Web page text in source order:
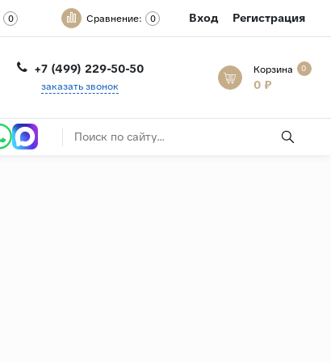
0 Сравнение: 0 Вход Регистрация
+7 (499) 229-50-50
заказать звонок
Корзина 0
0 ₽